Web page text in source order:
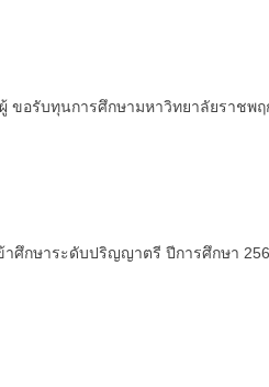
ขอรับทุนการศึกษามหาวิทยาลัยราชพฤ
ศึกษาระดับปริญญาตรี ปีการศึกษา